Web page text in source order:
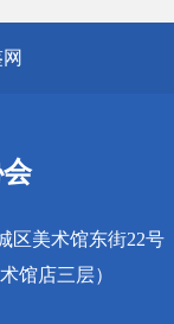
区美术馆东街22号
馆店三层）